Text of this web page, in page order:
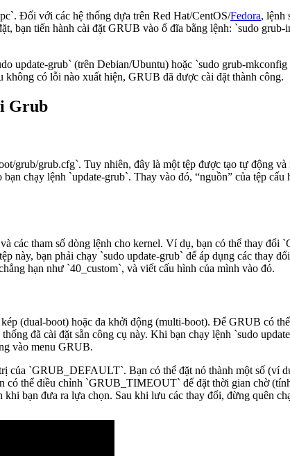
Đối với các hệ thống dựa trên Red Hat/CentOS/Fedora, lệnh
bạn tiến hành cài đặt GRUB vào ổ đĩa bằng lệnh: `sudo
update-grub` (trên Debian/Ubuntu) hoặc `sudo grub-
có lỗi nào xuất hiện, GRUB đã được cài đặt thành công.
Grub
grub/grub.cfg`. Tuy nhiên, đây là một tệp được tạo tự động
chạy lệnh `update-grub`. Thay vào đó, “nguồn” của tệp cấu
các tham số dòng lệnh cho kernel. Ví dụ, bạn có thể thay
bạn phải chạy `sudo update-grub` để áp dụng các thay
hạn như `40_custom`, và viết cấu hình của mình vào đó.
(dual-boot) hoặc đa khởi động (multi-boot). Để GRUB có
đã cài đặt sẵn công cụ này. Khi bạn chạy lệnh `sudo
vào menu GRUB.
của `GRUB_DEFAULT`. Bạn có thể đặt nó thành một số (ví
thể điều chỉnh `GRUB_TIMEOUT` để đặt thời gian chờ
bạn đưa ra lựa chọn. Sau khi lưu các thay đổi, đừng quên